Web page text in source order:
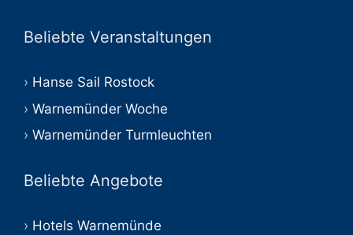
Beliebte Veranstaltungen
Hanse Sail Rostock
Warnemünder Woche
Warnemünder Turmleuchten
Beliebte Angebote
Hotels Warnemünde